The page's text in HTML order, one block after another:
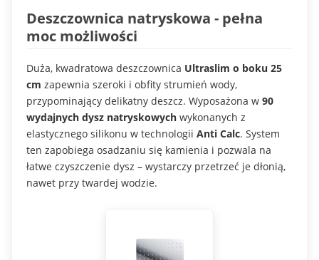
Deszczownica natryskowa - pełna
moc możliwości
Duża, kwadratowa deszczownica Ultraslim o boku 25
cm zapewnia szeroki i obfity strumień wody,
przypominający delikatny deszcz. Wyposażona w 90
wydajnych dysz natryskowychwykonanych z
elastycznego silikonu w technologii Anti Calc. System
ten zapobiega osadzaniu się kamienia i pozwala na
łatwe czyszczenie dysz – wystarczy przetrzeć je dłonią,
nawet przy twardej wodzie.